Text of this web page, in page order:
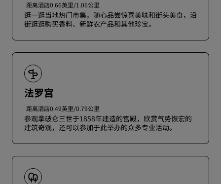
距离酒店0.66英里/1.06公里
逛一逛当地热门市集，随心品尝惊喜美味和街头美食，沿
街逛逛购买香料、新鲜农产品和其他珍宝。
法罗宫
距离酒店0.49英里/0.79公里
参观拿破仑三世于1858年建造的宫殿，欣赏气势恢宏的
建筑奇观，还可以参加于此举办的众多专业活动。